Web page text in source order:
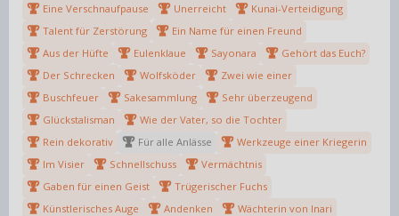
Eine Verschnaufpause
Unerreicht
Kunai-Verteidigung
Talent für Zerstörung
Ein Name für einen Freund
Aus der Hüfte
Eulenklaue Sayonara
Gehört das Euch?
Der Schrecken
Wolfsköder
Zwei wie einer
Buschfeuer
Sakesammlung
Sehr überzeugend
Glückstalisman
Wie der Vater, so die Tochter
Rein dekorativ
Für alle Anlässe
Werkzeuge einer Kriegerin
Im Visier
Schnellschuss
Vermächtnis
Gaben für einen Geist
Trügerischer Fuchs
Künstlerisches Auge
Andenken
Wächterin von Inari